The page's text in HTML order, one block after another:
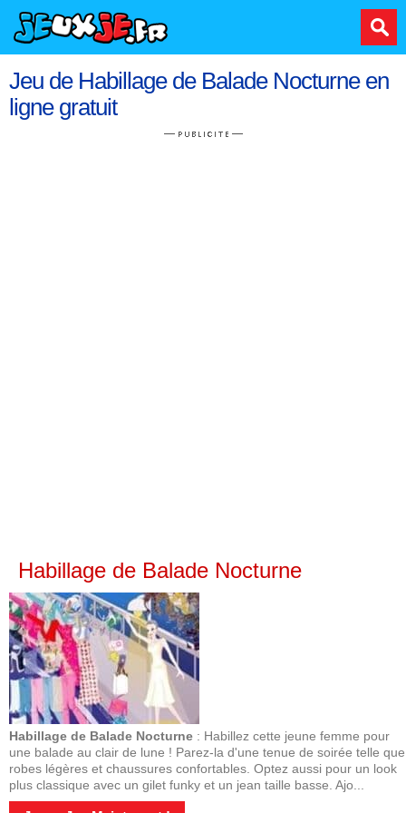
Jeu de Habillage de Balade Nocturne en
ligne gratuit
Habillage de Balade Nocturne
Habillage de Balade Nocturne : Habillez cette jeune femme pour
une balade au clair de lune ! Parez-la d'une tenue de soirée telle que
robes légères et chaussures confortables. Optez aussi pour un look
plus classique avec un gilet funky et un jean taille basse. Ajo...